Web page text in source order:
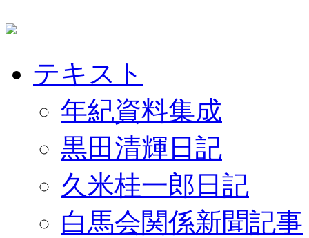
テキスト
年紀資料集成
黒田清輝日記
久米桂一郎日記
白馬会関係新聞記事